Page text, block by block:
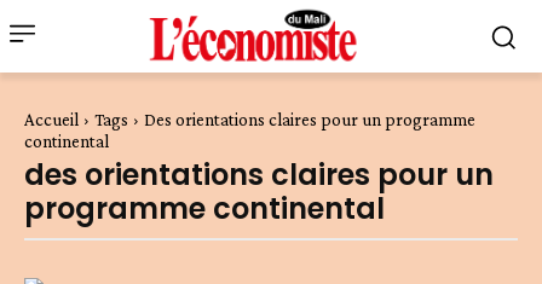
Accueil Tags
Des orientations claires pour un programme
continental
des orientations claires pour un
programme continental